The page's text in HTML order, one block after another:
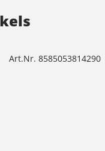
Art.Nr. 8585053814290